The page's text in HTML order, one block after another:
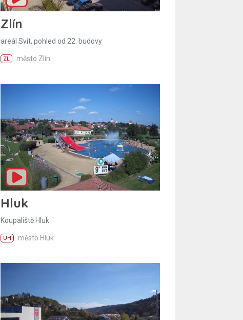
Zlín
areál Svit, pohled od 22. budovy
ZL město Zlín
Hluk
Koupaliště Hluk
UH město Hluk